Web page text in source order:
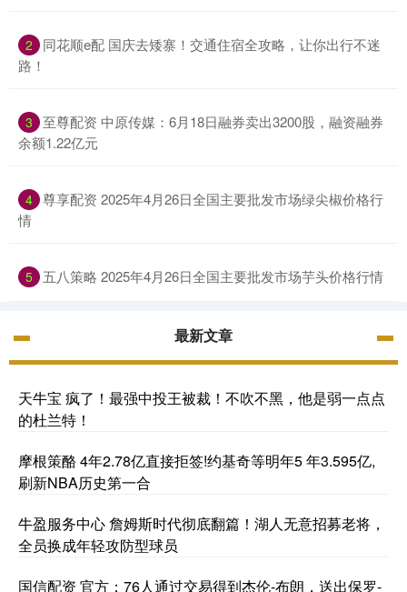
2
同花顺e配 国庆去矮寨！交通住宿全攻略，让你出行不迷
路！
3 至尊配资 中原传媒：6月18日融券卖出3200股，融资融券
余额1.22亿元
4 尊享配资 2025年4月26日全国主要批发市场绿尖椒价格行
情
5 五八策略 2025年4月26日全国主要批发市场芋头价格行情
最新文章
天牛宝 疯了！最强中投王被裁！不吹不黑，他是弱一点点
的杜兰特！
摩根策酪 4年2.78亿直接拒签!约基奇等明年5 年3.595亿,
刷新NBA历史第一合
牛盈服务中心 詹姆斯时代彻底翻篇！湖人无意招募老将，
全员换成年轻攻防型球员
国信配资 官方：76人通过交易得到杰伦-布朗，送出保罗-